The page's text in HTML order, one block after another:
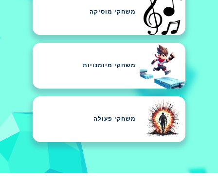
משחקי מוסיקה
משחקי מיומנויות
משחקי פעולה